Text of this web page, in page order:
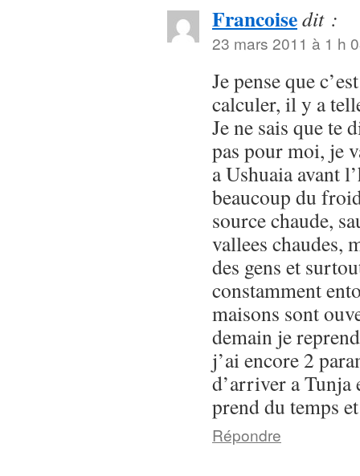
Francoisedit :
23 mars 2011 à 1 h
Je pense que
calculer, il y a
Je ne sais que te
pas pour moi, je
a Ushuaia avant
beaucoup du
source chaude,
vallees chaudes,
des gens et
constamment
maisons sont
demain je
j’ai encore 2
d’arriver a Tunja
prend du temps
Répondre